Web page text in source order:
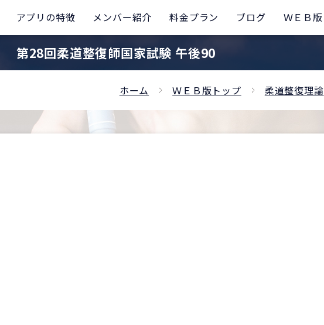
アプリの特徴 メンバー紹介 料金プラン ブログ ＷＥＢ版
第28回柔道整復師国家試験 午後90
ホーム ＷＥＢ版トップ 柔道整復理論